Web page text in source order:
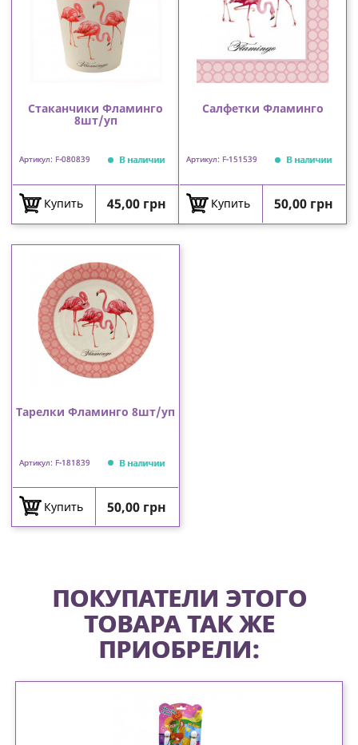
Cтаканчики Фламинго
8шт/уп
Артикул: F-080839 В наличии
Купить Цена
45,00 грн
Салфетки Фламинго
Артикул: F-151539 В наличии
Купить Цена
50,00 грн
Тарелки Фламинго 8шт/уп
Артикул: F-181839 В наличии
Купить Цена
50,00 грн
ПОКУПАТЕЛИ ЭТОГО
ТОВАРА ТАК ЖЕ
ПРИОБРЕЛИ: